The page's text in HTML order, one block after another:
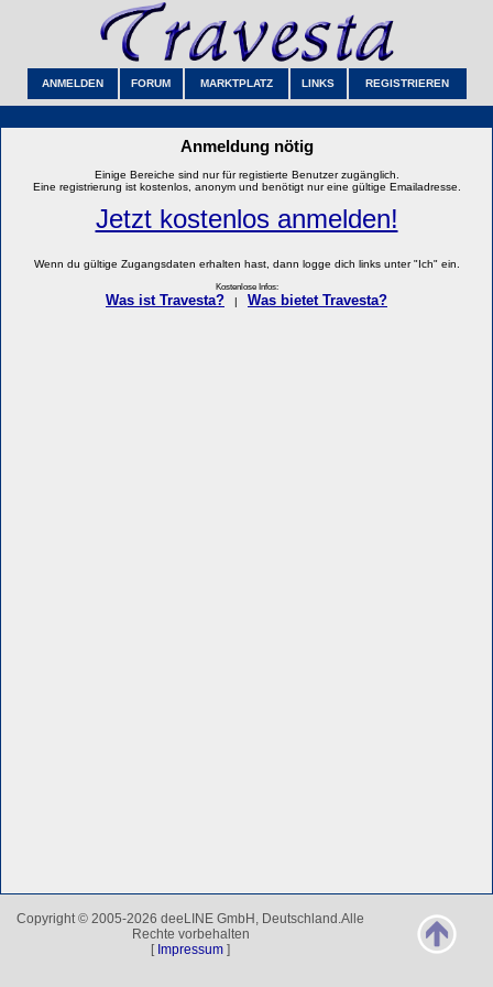
ANMELDEN FORUM MARKTPLATZ LINKS REGISTRIEREN
Anmeldung nötig
Einige Bereiche sind nur für registierte Benutzer zugänglich.
Eine registrierung ist kostenlos, anonym und benötigt nur eine gültige Emailadresse.
Jetzt kostenlos anmelden!
Wenn du gültige Zugangsdaten erhalten hast, dann logge dich links unter "Ich" ein.
Kostenlose Infos:
Was ist Travesta? Was bietet Travesta?
Copyright © 2005-2026 deeLINE GmbH, Deutschland.Alle
Rechte vorbehalten
[ Impressum ]